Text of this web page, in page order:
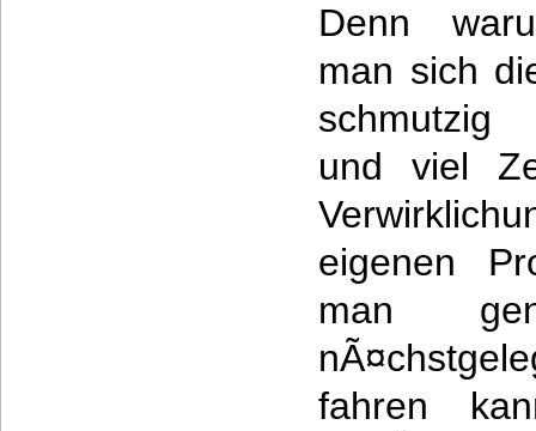
Denn
man sich
und viel
eigenen
man
fahren